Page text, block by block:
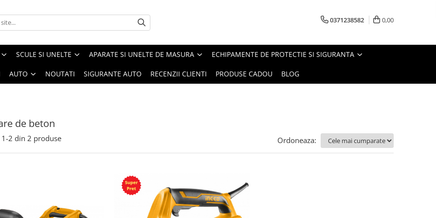
0371238582 0,00
SCULE SI UNELTE APARATE SI UNELTE DE MASURA ECHIPAMENTE DE PROTECTIE SI SIGURANTA
AUTO NOUTATI SIGURANTE AUTO RECENZII CLIENTI PRODUSE CADOU BLOG
de beton
1-2 din 2 produse Ordoneaza: